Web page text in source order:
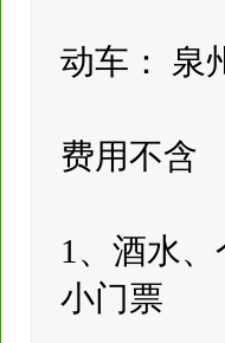
动车： 泉
费用不含
1、酒水
小门票